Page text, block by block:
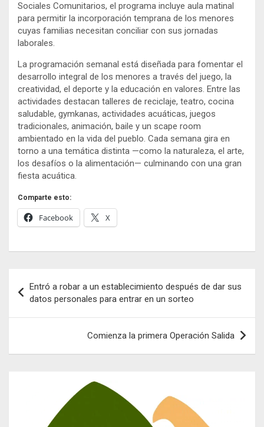
Sociales Comunitarios, el programa incluye aula matinal
para permitir la incorporación temprana de los menores
cuyas familias necesitan conciliar con sus jornadas
laborales.
La programación semanal está diseñada para fomentar el
desarrollo integral de los menores a través del juego, la
creatividad, el deporte y la educación en valores. Entre las
actividades destacan talleres de reciclaje, teatro, cocina
saludable, gymkanas, actividades acuáticas, juegos
tradicionales, animación, baile y un scape room
ambientado en la vida del pueblo. Cada semana gira en
torno a una temática distinta —como la naturaleza, el arte,
los desafíos o la alimentación— culminando con una gran
fiesta acuática.
Comparte esto:
Facebook X
de
entradas
Entró a robar a un establecimiento después de dar sus
datos personales para entrar en un sorteo
Comienza la primera Operación Salida